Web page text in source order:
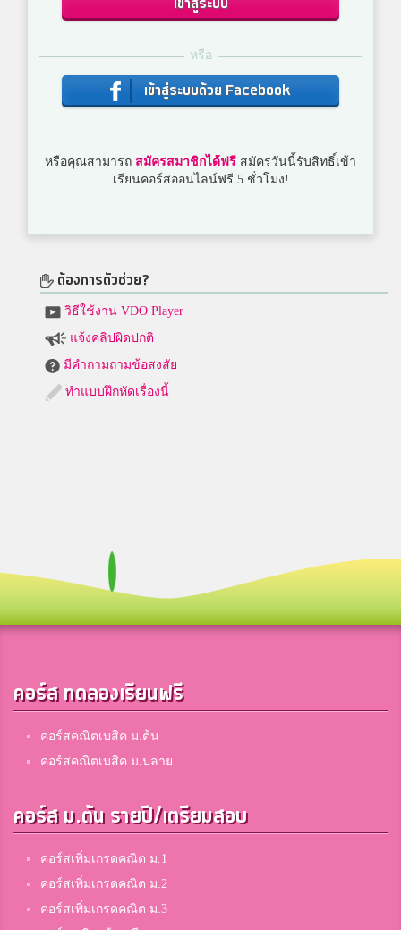
หรือ
เข้าสู่ระบบด้วย Facebook
หรือคุณสามารถ สมัครสมาชิกได้ฟรี สมัครวันนี้รับสิทธิ์เข้า
เรียนคอร์สออนไลน์ฟรี 5 ชั่วโมง!
ต้องการตัวช่วย?
วิธีใช้งาน VDO Player
แจ้งคลิปผิดปกติ
มีคำถามถามข้อสงสัย
ทำแบบฝึกหัดเรื่องนี้
คอร์ส ทดลองเรียนฟรี
คอร์สคณิตเบสิค ม.ต้น
คอร์สคณิตเบสิค ม.ปลาย
คอร์ส ม.ต้น รายปี/เตรียมสอบ
คอร์สเพิ่มเกรดคณิต ม.1
คอร์สเพิ่มเกรดคณิต ม.2
คอร์สเพิ่มเกรดคณิต ม.3